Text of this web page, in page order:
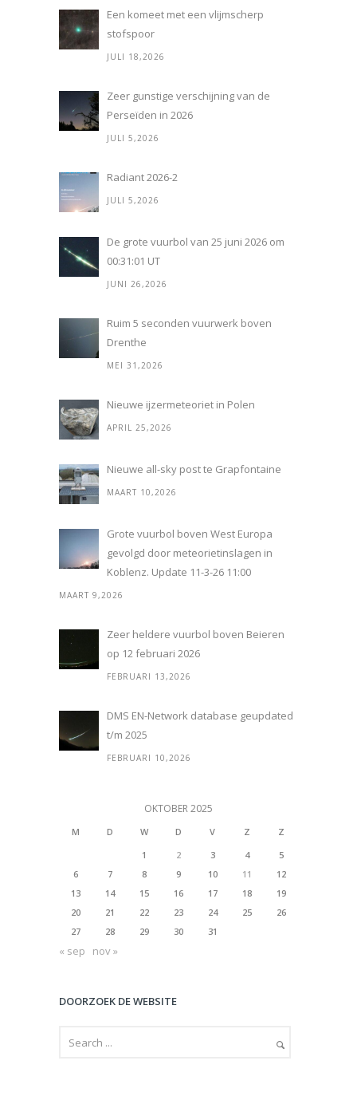
Een komeet met een vlijmscherp
stofspoor
JULI 18,2026
Zeer gunstige verschijning van de
Perseïden in 2026
JULI 5,2026
Radiant 2026-2
JULI 5,2026
De grote vuurbol van 25 juni 2026 om
00:31:01 UT
JUNI 26,2026
Ruim 5 seconden vuurwerk boven
Drenthe
MEI 31,2026
Nieuwe ijzermeteoriet in Polen
APRIL 25,2026
Nieuwe all-sky post te Grapfontaine
MAART 10,2026
Grote vuurbol boven West Europa
gevolgd door meteorietinslagen in
Koblenz. Update 11-3-26 11:00
MAART 9,2026
Zeer heldere vuurbol boven Beieren
op 12 februari 2026
FEBRUARI 13,2026
DMS EN-Network database geupdated
t/m 2025
FEBRUARI 10,2026
OKTOBER 2025
M D W D V Z
Z
1
2 3 4
5
6
7 8 9 10 11
12
13
14 15 16 17 18
19
20
21 22 23 24 25
26
27
28 29 30 31
« sep nov »
DOORZOEK DE WEBSITE